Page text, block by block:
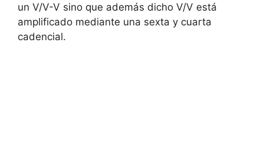
un V/V-V sino que además dicho V/V está
amplificado mediante una sexta y cuarta
cadencial.